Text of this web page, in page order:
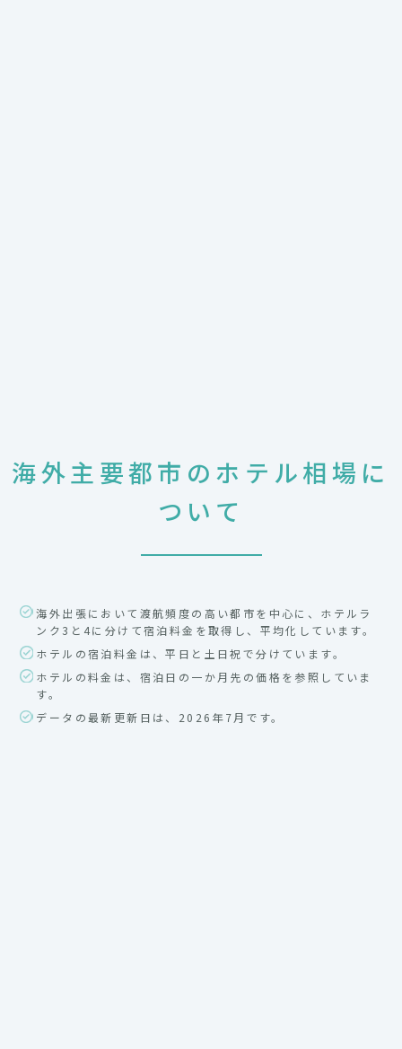
海外主要都市のホテル相場に
ついて
海外出張において渡航頻度の高い都市を中心に、ホテルラ
ンク3と4に分けて宿泊料金を取得し、平均化しています。
ホテルの宿泊料金は、平日と土日祝で分けています。
ホテルの料金は、宿泊日の一か月先の価格を参照していま
す。
データの最新更新日は、2026年7月です。